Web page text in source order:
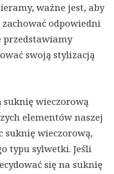
ważne jest, aby
odpowiedni
przedstawiamy
swoją stylizacją
suknię wieczorową
elementów naszej
suknię wieczorową,
typu sylwetki. Jeśli
się na suknię